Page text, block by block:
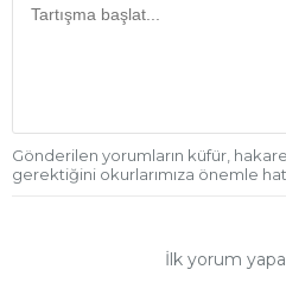
Gönderilen yorumların küfür,
gerektiğini okurlarımıza önemle
İlk yorum